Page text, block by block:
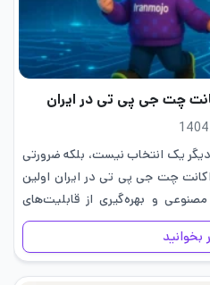
چت جی پی تی در ایران
دیگر یک انتخاب نیست، بلکه ضرورتی
چت جی پی تی در ایران اولین
و بهره‌گیری از قابلیت‌های
بخوانید